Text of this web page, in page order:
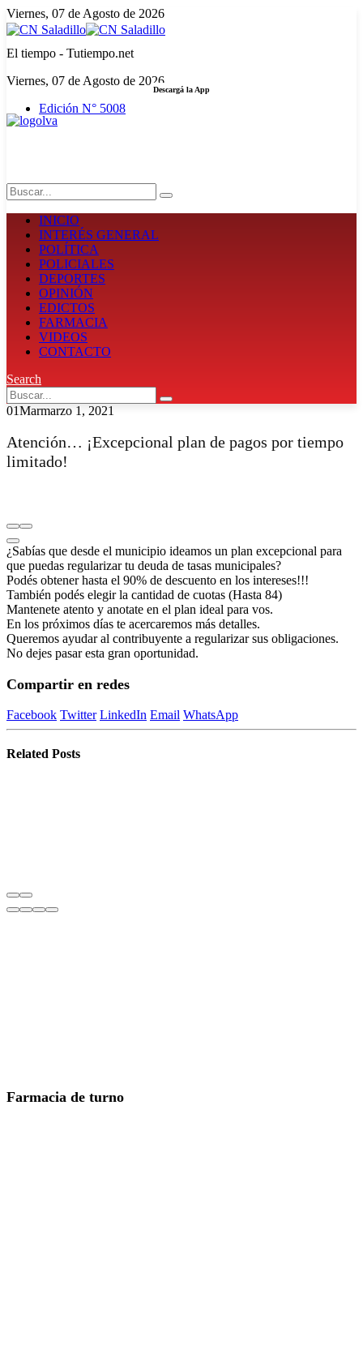
Viernes, 07 de Agosto de 2026
El tiempo - Tutiempo.net
Viernes, 07 de Agosto de 2026
Edición N° 5008
Descargá la App
INICIO
INTERÉS GENERAL
POLÍTICA
POLICIALES
DEPORTES
OPINIÓN
EDICTOS
FARMACIA
VIDEOS
CONTACTO
Search
01Marmarzo 1, 2021
Atención… ¡Excepcional plan de pagos por tiempo
limitado!
¿Sabías que desde el municipio ideamos un plan excepcional para
que puedas regularizar tu deuda de tasas municipales?
Podés obtener hasta el 90% de descuento en los intereses!!!
También podés elegir la cantidad de cuotas (Hasta 84)
Mantenete atento y anotate en el plan ideal para vos.
En los próximos días te acercaremos más detalles.
Queremos ayudar al contribuyente a regularizar sus obligaciones.
No dejes pasar esta gran oportunidad.
Compartir en redes
Facebook Twitter LinkedIn Email WhatsApp
Related Posts
Farmacia de turno